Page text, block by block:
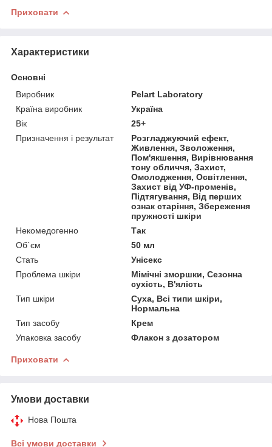
Приховати
Характеристики
Основні
Виробник
Pelart Laboratory
Країна виробник
Україна
Вік
25+
Призначення і результат
Розгладжуючий ефект,
Живлення, Зволоження,
Пом'якшення, Вирівнювання
тону обличчя, Захист,
Омолодження, Освітлення,
Захист від УФ-променів,
Підтягування, Від перших
ознак старіння, Збереження
пружності шкіри
Некомедогенно
Так
Об`єм
50 мл
Стать
Унісекс
Проблема шкіри
Мімічні зморшки, Сезонна
сухість, В'ялість
Тип шкіри
Суха, Всі типи шкіри,
Нормальна
Тип засобу
Крем
Упаковка засобу
Флакон з дозатором
Приховати
Умови доставки
Нова Пошта
Всі умови доставки